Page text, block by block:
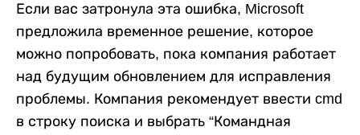
Если вас затронула эта ошибка, Microsoft
предложила временное решение, которое
можно попробовать, пока компания работает
над будущим обновлением для исправления
проблемы. Компания рекомендует ввести cmd
в строку поиска и выбрать “Командная